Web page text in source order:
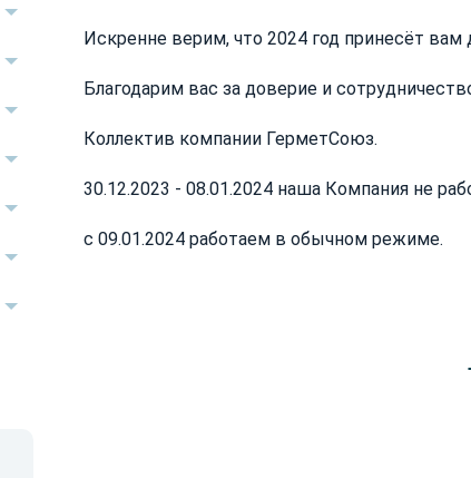
Искренне верим, что 2024 год принесёт вам
Благодарим вас за доверие и
Коллектив компании ГерметСоюз.
30.12.2023 - 08.01.2024 наша Компания не
с 09.01.2024 работаем в обычном режиме.